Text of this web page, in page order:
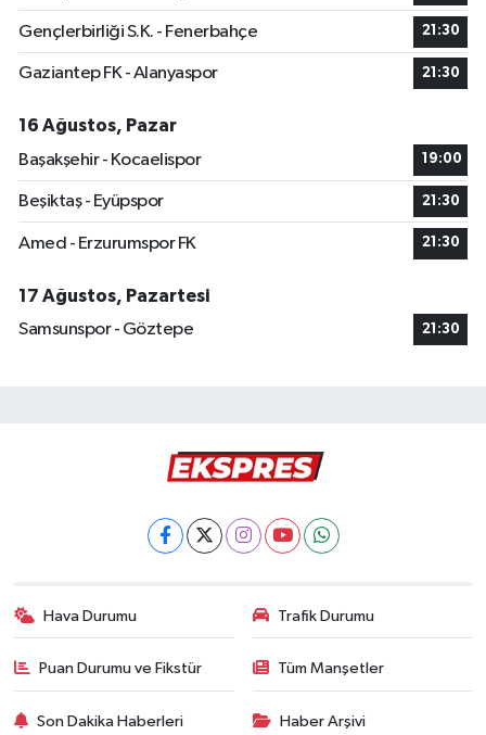
Gençlerbirliği S.K. - Fenerbahçe 21:30
Gaziantep FK - Alanyaspor 21:30
16 Ağustos, Pazar
Başakşehir - Kocaelispor
19:00
Beşiktaş - Eyüpspor 21:30
Amed - Erzurumspor FK 21:30
17 Ağustos, Pazartesi
Samsunspor - Göztepe
21:30
Hava Durumu Trafik Durumu
Puan Durumu ve Fikstür Tüm Manşetler
Son Dakika Haberleri Haber Arşivi